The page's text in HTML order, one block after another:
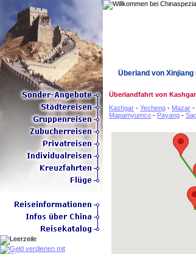
Überland von Xinjiang
Überlandfahrt von
Kashgar - Yecheng - Mazar -
Mapamyumco - Payang -